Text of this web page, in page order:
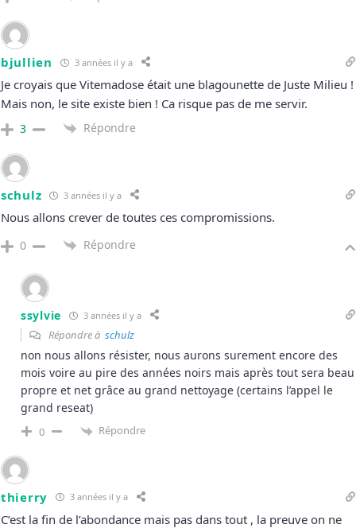
bjullien 3 années il y a
Je croyais que Vitemadose était une blagounette de Juste Milieu !
Mais non, le site existe bien ! Ca risque pas de me servir.
3 Répondre
schulz 3 années il y a
Nous allons crever de toutes ces compromissions.
0 Répondre
ssylvie 3 années il y a
Répondre à schulz
non nous allons résister, nous aurons surement encore des
mois voire au pire des années noirs mais après tout sera beau
propre et net grâce au grand nettoyage (certains l’appel le
grand reseat)
0 Répondre
thierry 3 années il y a
C’est la fin de l’abondance mais pas dans tout , la preuve on ne